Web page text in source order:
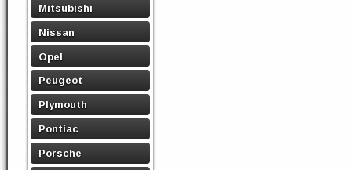
Mitsubishi
Nissan
Opel
Peugeot
Plymouth
Pontiac
Porsche